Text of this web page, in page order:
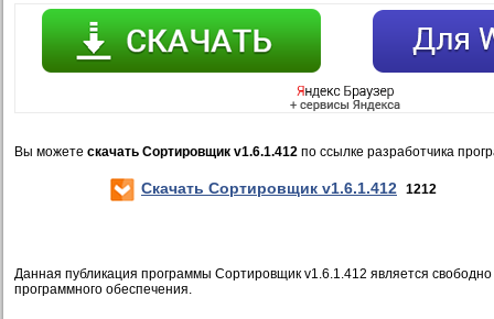
Вы можете скачать Сортировщик v1.6.1.412 по ссылке разработчика
Скачать Сортировщик v1.6.1.412 1212
Данная публикация программы Сортировщик v1.6.1.412 является
программного обеспечения.